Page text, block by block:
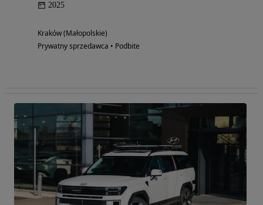
2025
Kraków (Małopolskie)
Prywatny sprzedawca • Podbite